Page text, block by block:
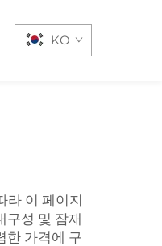
KO
라 이 페이지
구성 및 잠재
한 가격에 구